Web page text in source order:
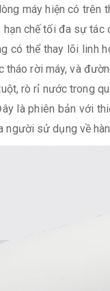
máy hiện có
chế tối đa sự
có thể thay lõi linh
rời máy, và
rò rỉ nước trong
là phiên bản với
sử dụng về